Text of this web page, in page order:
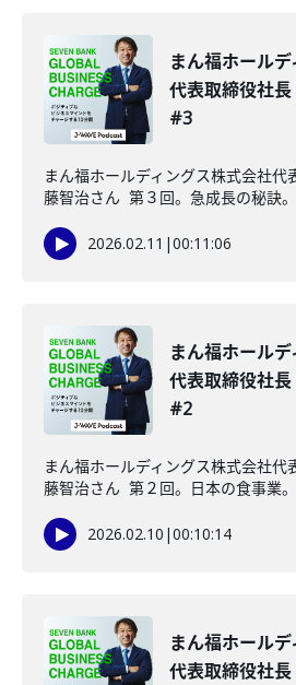
まん福ホール
代表取締役社
#3
まん福ホールディングス株式会社代
藤智治さん 第３回。急成長の秘訣。
2026.02.11 |00:11:06
まん福ホール
代表取締役社
#2
まん福ホールディングス株式会社代
藤智治さん 第２回。日本の食事業。
2026.02.10 |00:10:14
まん福ホール
代表取締役社